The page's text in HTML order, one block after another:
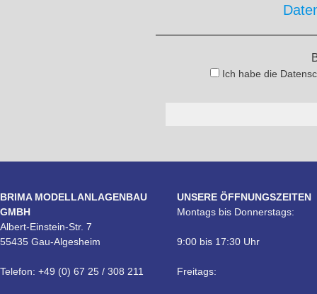
Ich habe die
BRIMA MODELLANLAGENBAU
GMBH
Albert-Einstein-Str. 7
55435 Gau-Algesheim
Telefon: +49 (0) 67 25 / 308 211
UNSERE ÖFFNUNGSZEITEN
Montags bis Donnerstags:
9:00 bis 17:30 Uhr
Freitags: